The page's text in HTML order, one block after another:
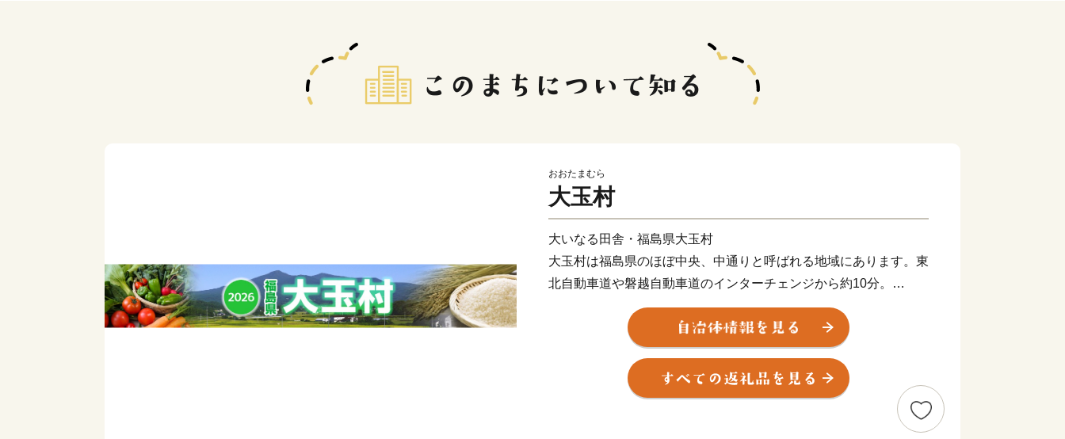
おおたまむら
大玉村
大いなる田舎・福島県大玉村
大玉村は福島県のほぼ中央、中通りと呼ばれる地域にあります。東
北自動車道や磐越自動車道のインターチェンジから約10分。
国道4号線が村の東部地区を縦断しており、国道に隣接する「あだ
たらの里直売所」では村内で収穫された、新鮮な農産物を販売して
◆大玉村はこんな村